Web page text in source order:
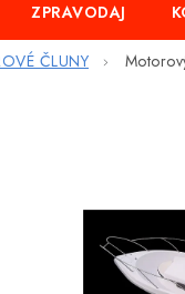
ZPRAVODAJ
ČLUNY